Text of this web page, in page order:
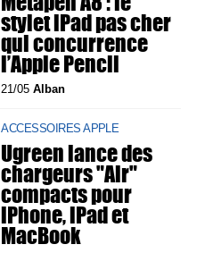
stylet iPad pas cher
qui concurrence
l’Apple Pencil
21/05Alban
ACCESSOIRES APPLE
Ugreen lance des
chargeurs "Air"
compacts pour
iPhone, iPad et
MacBook